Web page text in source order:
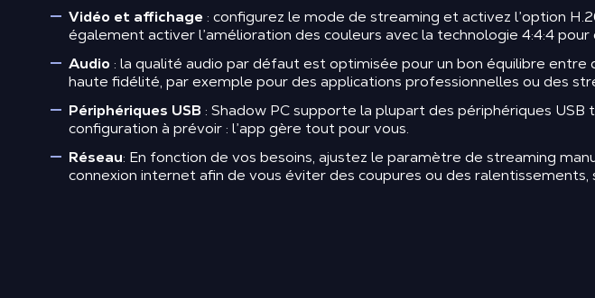
Vidéo et affichage : configurez le mode de streaming et activez l’option
également activer l’amélioration des couleurs avec la technologie 4:4:4
Audio : la qualité audio par défaut est optimisée pour un bon équilibre
haute fidélité, par exemple pour des applications professionnelles ou des
Périphériques USB : Shadow PC supporte la plupart des périphériques USB
configuration à prévoir : l’app gère tout pour vous.
Réseau: En fonction de vos besoins, ajustez le paramètre de streaming
connexion internet afin de vous éviter des coupures ou des